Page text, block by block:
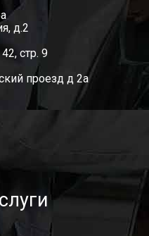
д.2
стр. 9
проезд д 2а